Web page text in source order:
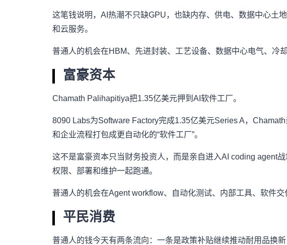
这笔钱说明，AI热潮不只缺GPU，也缺内存、供电、数据中心土
和云服务。
普通人的机会在HBM、先进封装、工艺设备、数据中心电气、冷
富豪资本
Chamath Palihapitiya把1.35亿美元押到AI软件工厂。
8090 Labs为Software Factory完成1.35亿美元Series A，
和企业流程打包成更自动化的“软件工厂”。
这不是富豪资本只当财务投资人，而是亲自进入AI coding agent
权限、部署和维护一起跑通。
普通人的机会在Agent workflow、自动化测试、内部工具、软件
平民消费
普通人的钱今天有两条流向：一条是政策补贴继续推动耐用品换